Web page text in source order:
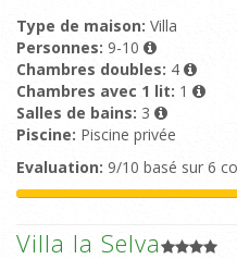
Type de maison: Villa
Personnes: 9-10
Chambres doubles: 4
Chambres avec 1 lit: 1
Salles de bains: 3
Piscine: Piscine privée
Evaluation: 9/10 basé sur 6
Villa la Selva